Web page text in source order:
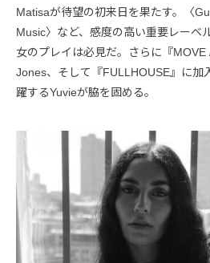
Matisaが待望の初来日を果たす。〈
Music〉など、感度の高い重要レーベ
女のプレイは必見だ。さらに『
Jones、そして『FULLHOUSE』に加
躍するYuvieが脇を固める。